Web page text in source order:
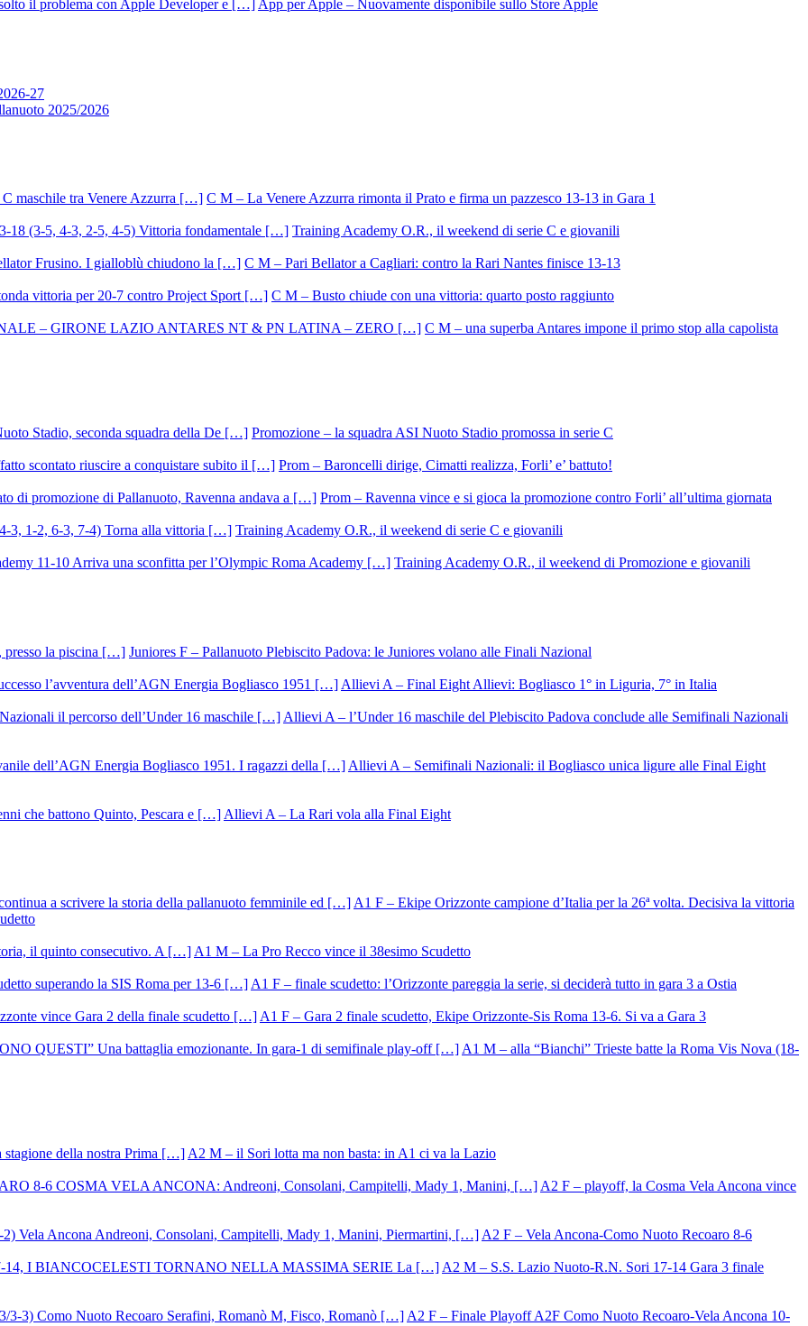
App per Apple – Nuovamente disponibile sullo Store Apple
27
2025/2026
C M – La Venere Azzurra rimonta il Prato e firma un pazzesco 13-13 in Gara 1
Training Academy O.R., il weekend di serie C e giovanili
C M – Pari Bellator a Cagliari: contro la Rari Nantes finisce 13-13
C M – Busto chiude con una vittoria: quarto posto raggiunto
C M – una superba Antares impone il primo stop alla capolista
Promozione – la squadra ASI Nuoto Stadio promossa in serie C
Prom – Baroncelli dirige, Cimatti realizza, Forli’ e’ battuto!
Prom – Ravenna vince e si gioca la promozione contro Forli’ all’ultima giornata
Training Academy O.R., il weekend di serie C e giovanili
Training Academy O.R., il weekend di Promozione e giovanili
Juniores F – Pallanuoto Plebiscito Padova: le Juniores volano alle Finali Nazional
Allievi A – Final Eight Allievi: Bogliasco 1° in Liguria, 7° in Italia
Allievi A – l’Under 16 maschile del Plebiscito Padova conclude alle Semifinali Nazionali
Allievi A – Semifinali Nazionali: il Bogliasco unica ligure alle Final Eight
Allievi A – La Rari vola alla Final Eight
A1 F – Ekipe Orizzonte campione d’Italia per la 26ª volta. Decisiva la vittoria
A1 M – La Pro Recco vince il 38esimo Scudetto
A1 F – finale scudetto: l’Orizzonte pareggia la serie, si deciderà tutto in gara 3 a Ostia
A1 F – Gara 2 finale scudetto, Ekipe Orizzonte-Sis Roma 13-6. Si va a Gara 3
A1 M – alla “Bianchi” Trieste batte la Roma Vis Nova (18-
A2 M – il Sori lotta ma non basta: in A1 ci va la Lazio
A2 F – playoff, la Cosma Vela Ancona vince
A2 F – Vela Ancona-Como Nuoto Recoaro 8-6
A2 M – S.S. Lazio Nuoto-R.N. Sori 17-14 Gara 3 finale
A2 F – Finale Playoff A2F Como Nuoto Recoaro-Vela Ancona 10-